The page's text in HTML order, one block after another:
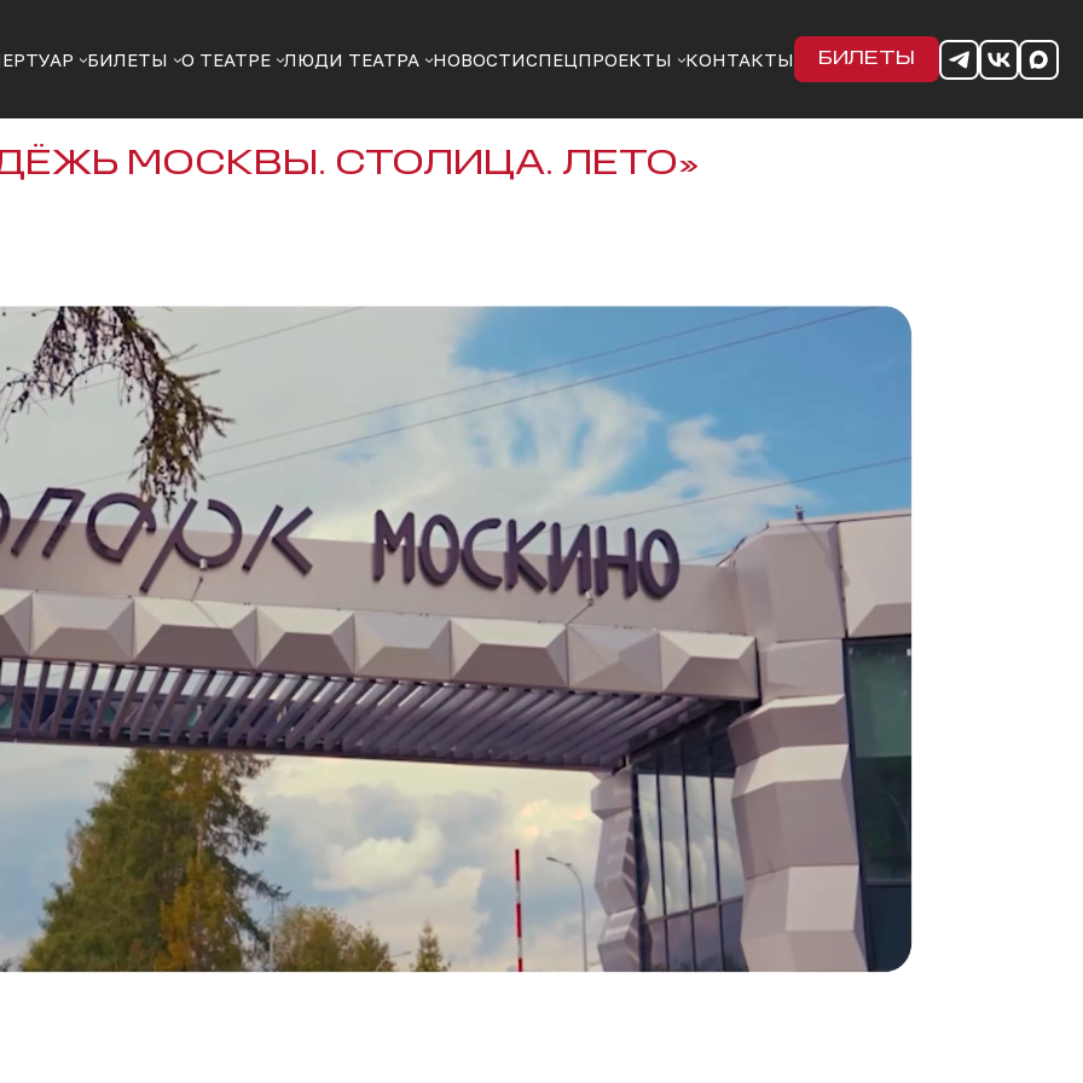
БИЛЕТЫ О ТЕАТРЕ ЛЮДИ ТЕАТРА НОВОСТИСПЕЦПРОЕКТЫ КОНТАКТЫ БИЛЕТЫ
МОСКВЫ. СТОЛИЦА. ЛЕТО»